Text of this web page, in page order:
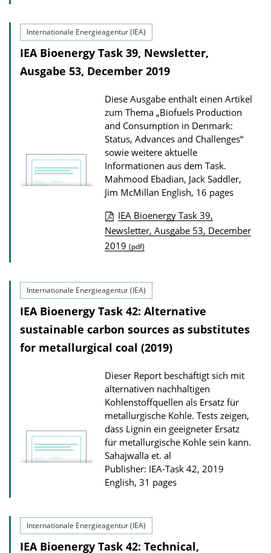
a
d
s
Internationale Energieagentur (IEA)
IEA Bioenergy Task 39, Newsletter,
Ausgabe 53, December 2019
Diese Ausgabe enthält einen Artikel
zum Thema „Biofuels Production
and Consumption in Denmark:
Status, Advances and Challenges“
sowie weitere aktuelle
Informationen aus dem Task.
Mahmood Ebadian, Jack Saddler,
Jim McMillan English, 16 pages
P
u
l
i
c
a
t
o
n
D
o
w
n
l
a
d
IEA Bioenergy Task 39,
Newsletter, Ausgabe 53, December
2019 (pdf)
Internationale Energieagentur (IEA)
IEA Bioenergy Task 42: Alternative
sustainable carbon sources as substitutes
for metallurgical coal (2019)
Dieser Report beschäftigt sich mit
alternativen nachhaltigen
Kohlenstoffquellen als Ersatz für
metallurgische Kohle. Tests zeigen,
dass Lignin ein geeigneter Ersatz
für metallurgische Kohle sein kann.
Sahajwalla et. al
Publisher: IEA-Task 42, 2019
English, 31 pages
Internationale Energieagentur (IEA)
IEA Bioenergy Task 42: Technical,